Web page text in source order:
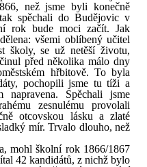
než jsme byli konečně
spěchali do Budějovic v
rok bude moci začít. Jak
všemi oblíbený učitel
školy, se už netěší životu,
před několika málo dny
hřbitově. To byla
pochopili jsme tu tíži a
Spěchali jsme
zesnulému provolali
otcovskou lásku a zlaté
mír. Trvalo dlouho, než
mohl školní rok 1866/1867
42 kandidátů, z nichž bylo